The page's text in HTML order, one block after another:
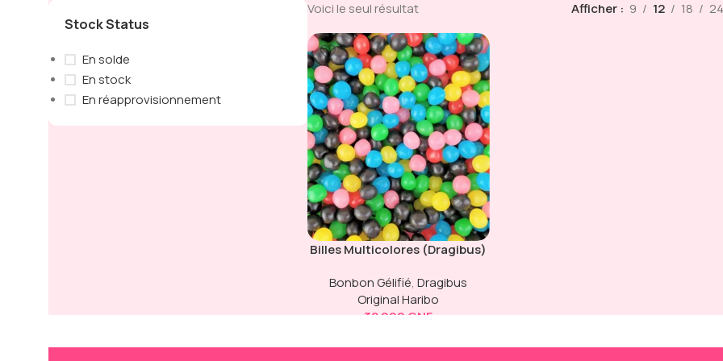
Stock Status
En solde
En stock
En réapprovisionnement
Voici le seul résultat Afficher 9 12 18
Billes Multicolores (Dragibus)
Bonbon Gélifié,Dragibus
Original Haribo
38 000 GNF